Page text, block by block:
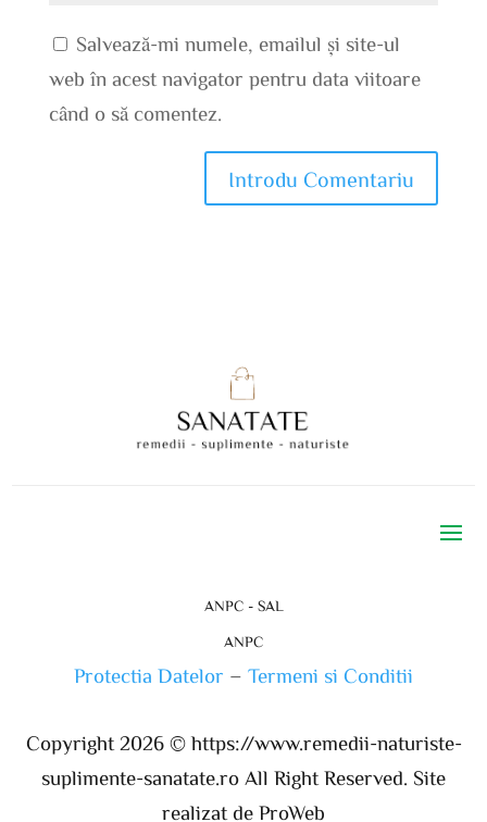
Salvează-mi numele, emailul și site-ul
web în acest navigator pentru data viitoare
când o să comentez.
ANPC - SAL
ANPC
Protectia Datelor – Termeni si Conditii
Copyright 2026 ©https://www.remedii-naturiste-
suplimente-sanatate.ro All Right Reserved. Site
realizat de ProWeb